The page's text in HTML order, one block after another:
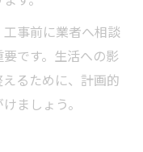
事前に業者へ相談
です。生活への影
るために、計画的
ましょう。